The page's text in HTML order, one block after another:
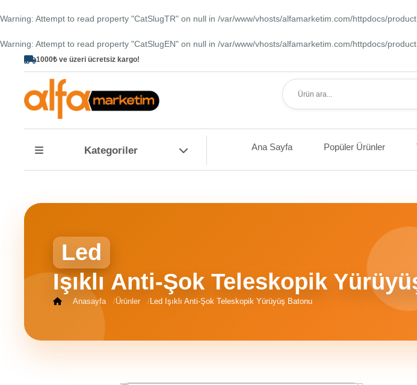
Warning: Attempt to read property "CatSlugTR" on null in /var/www/vhosts/alfamarketim.com/httpdocs/
Warning: Attempt to read property "CatSlugEN" on null in /var/www/vhosts/alfamarketim.com/httpdocs/
Sayfa
Popüler
Kurumsal
Hakkımızda
Yardım
1000₺ ve üzeri ücretsiz kargo!
Kategoriler Ana Sayfa Popüler Ürünler
Led
Işıklı Anti-Şok Teleskopik
Anasayfa Ürünler Led Işıklı Anti-Şok Teleskopik Yürüyüş Batonu